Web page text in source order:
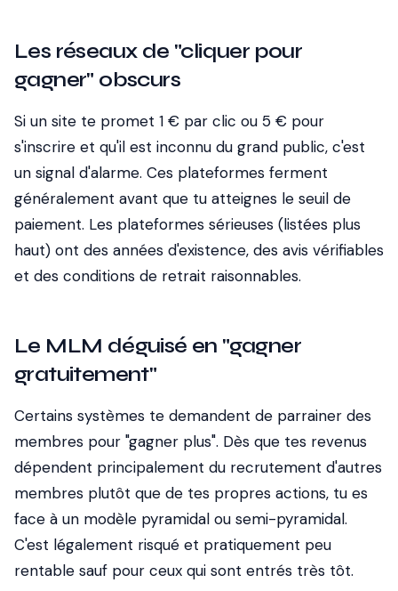
Les réseaux de "cliquer pour
gagner" obscurs
Si un site te promet 1 € par clic ou 5 € pour
s'inscrire et qu'il est inconnu du grand public, c'est
un signal d'alarme. Ces plateformes ferment
généralement avant que tu atteignes le seuil de
paiement. Les plateformes sérieuses (listées plus
haut) ont des années d'existence, des avis vérifiables
et des conditions de retrait raisonnables.
Le MLM déguisé en "gagner
gratuitement"
Certains systèmes te demandent de parrainer des
membres pour "gagner plus". Dès que tes revenus
dépendent principalement du recrutement d'autres
membres plutôt que de tes propres actions, tu es
face à un modèle pyramidal ou semi-pyramidal.
C'est légalement risqué et pratiquement peu
rentable sauf pour ceux qui sont entrés très tôt.